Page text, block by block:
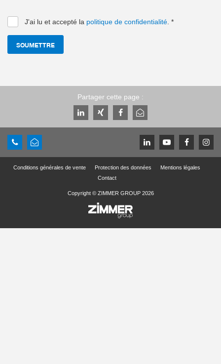
J'ai lu et accepté la politique de confidentialité. *
SOUMETTRE
Partager cette page :
Conditions générales de vente Protection des données
Mentions légales
Contact
Copyright © ZIMMER GROUP 2026